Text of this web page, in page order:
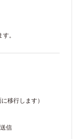
。
移行します）
信